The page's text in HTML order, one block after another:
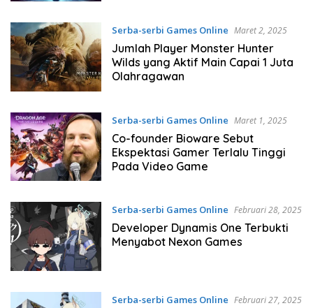
Serba-serbi Games Online Maret 2, 2025
Jumlah Player Monster Hunter
Wilds yang Aktif Main Capai 1 Juta
Olahragawan
Serba-serbi Games Online Maret 1, 2025
Co-founder Bioware Sebut
Ekspektasi Gamer Terlalu Tinggi
Pada Video Game
Serba-serbi Games Online Februari 28, 2025
Developer Dynamis One Terbukti
Menyabot Nexon Games
Serba-serbi Games Online Februari 27, 2025